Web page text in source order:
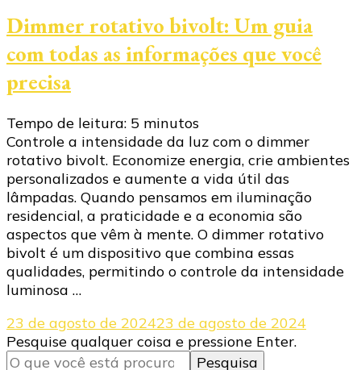
Dimmer rotativo bivolt: Um guia
com todas as informações que você
precisa
Tempo de leitura: 5 minutos
Controle a intensidade da luz com o dimmer
rotativo bivolt. Economize energia, crie ambientes
personalizados e aumente a vida útil das
lâmpadas. Quando pensamos em iluminação
residencial, a praticidade e a economia são
aspectos que vêm à mente. O dimmer rotativo
bivolt é um dispositivo que combina essas
qualidades, permitindo o controle da intensidade
luminosa …
23 de agosto de 202423 de agosto de 2024
Procurando
algo?
Pesquise qualquer coisa e pressione Enter.